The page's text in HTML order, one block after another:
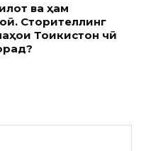
ва ҳам
Сторителлинг
Тоҷикистон чӣ